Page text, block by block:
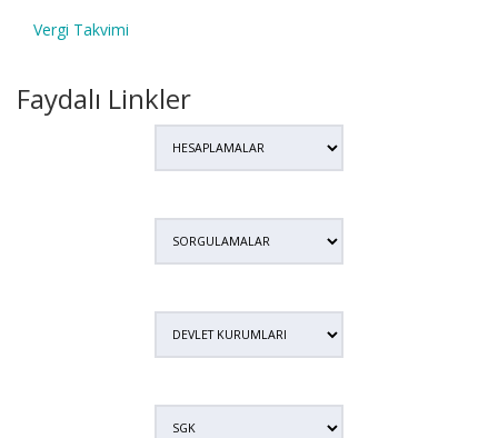
Vergi Takvimi
Faydalı Linkler